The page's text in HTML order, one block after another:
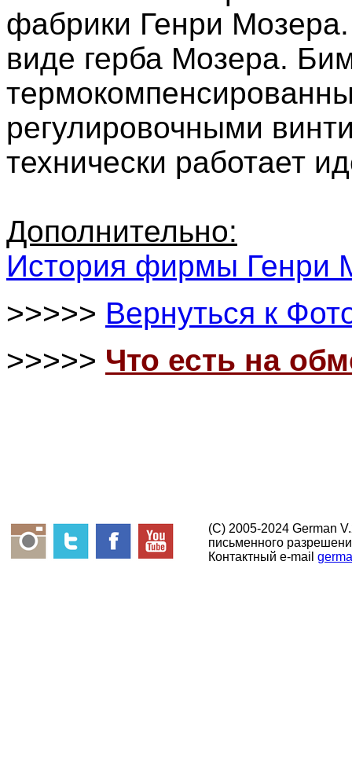
фабрики Генри
виде герба Мозера.
регулировочными
технически работает
Дополнительно:
История фирмы Генри
>>>>> Вернуться к
>>>>> Что есть на
(C) 2005-2024 German
письменного
Контактный e-mail